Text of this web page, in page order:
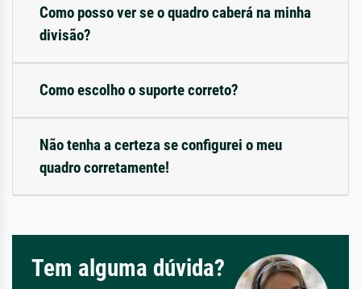
Como posso ver se o quadro caberá na minha
divisão?
Como escolho o suporte correto?
Não tenha a certeza se configurei o meu
quadro corretamente!
Tem alguma dúvida?